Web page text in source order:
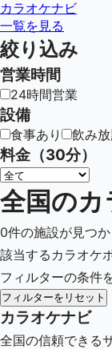
カラオケナビ
一覧を見る
絞り込み
営業時間
24時間営業
設備
食事あり 飲み
料金（30分）
全国の
0件の施設が見つ
該当するカラオケ
フィルターの条件
フィルターをリセット
カラオケナビ
全国の信頼できる